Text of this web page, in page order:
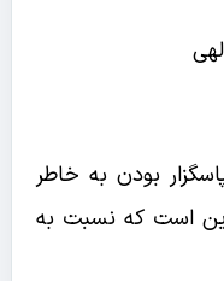
بودن به خاطر
است که نسبت به